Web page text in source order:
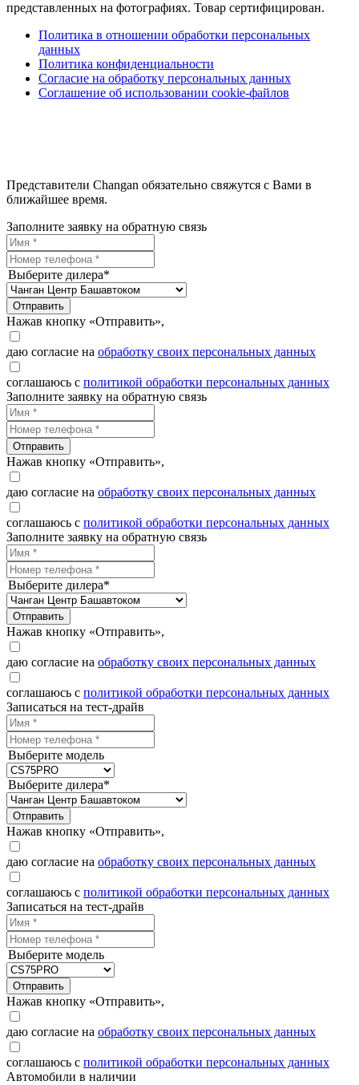
представленных на фотографиях. Товар сертифицирован.
Политика в отношении обработки персональных
данных
Политика конфиденциальности
Согласие на обработку персональных данных
Соглашение об использовании cookie-файлов
Представители Changan обязательно свяжутся с Вами в
ближайшее время.
Заполните заявку на обратную связь
Выберите дилера*
Отправить
Нажав кнопку «Отправить»,
даю согласие на обработку своих персональных данных
соглашаюсь с политикой обработки персональных данных
Заполните заявку на обратную связь
Отправить
Нажав кнопку «Отправить»,
даю согласие на обработку своих персональных данных
соглашаюсь с политикой обработки персональных данных
Заполните заявку на обратную связь
Выберите дилера*
Отправить
Нажав кнопку «Отправить»,
даю согласие на обработку своих персональных данных
соглашаюсь с политикой обработки персональных данных
Записаться на тест-драйв
Выберите модель
Выберите дилера*
Отправить
Нажав кнопку «Отправить»,
даю согласие на обработку своих персональных данных
соглашаюсь с политикой обработки персональных данных
Записаться на тест-драйв
Выберите модель
Отправить
Нажав кнопку «Отправить»,
даю согласие на обработку своих персональных данных
соглашаюсь с политикой обработки персональных данных
Автомобили в наличии